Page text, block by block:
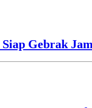
Gebrak